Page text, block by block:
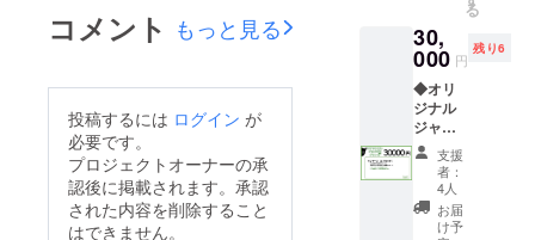
す！そして！こちらは
テーブルとなっており
ます。チゲットにてご
予約受付中です！
コメント もっと見る
投稿するには ログイン が
必要です。
プロジェクトオーナーの承
認後に掲載されます。承認
された内容を削除すること
はできません。
ルダウ
ンより
お選び
くださ
い
L.XL.XX
L.XXXL
※ミニの
ぼりの
お名前
とバッ
ファン
限定T
シャツ
（白予
定）
※L/XL/X
XL/XXX
L プル
ダウン
にてサ
イズ指
イン入
りブロ
マイ
ド L版
サイズ
◆ 実写
ミニの
ぼり
（お名
前とサ
イン入
る
30,
000 円
残り6
◆オリ
ジナル
ジャー
ジ ◆み
る画伯
手書き
黒豆さ
んグッ
支援
者：
4人
お届
け予